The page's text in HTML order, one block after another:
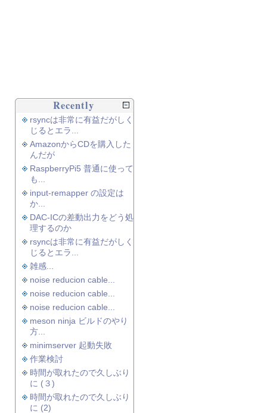
Recently
rsyncは非常に有益だがしく
じるとエラ...
AmazonからCDを購入した
んだが
RaspberryPi5 普通に使って
も...
input-remapper の設定は
か...
DAC-ICの差動出力をどう処
理するのか
rsyncは非常に有益だがしく
じるとエラ...
雑感...
noise reducion cable...
noise reducion cable...
noise reducion cable...
meson ninja ビルドのやり
方...
minimserver 起動失敗
作業検討
時間が取れたので久しぶり
に (３)
時間が取れたので久しぶり
に (2)